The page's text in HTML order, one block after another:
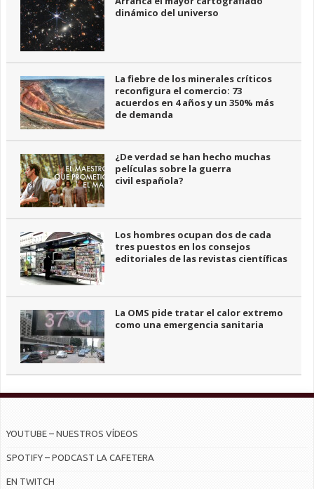
dinámico del universo
La fiebre de los minerales críticos
reconfigura el comercio: 73
acuerdos en 4 años y un 350% más
de demanda
¿De verdad se han hecho muchas
películas sobre la guerra
civil española?
Los hombres ocupan dos de cada
tres puestos en los consejos
editoriales de las revistas científicas
La OMS pide tratar el calor extremo
como una emergencia sanitaria
YOUTUBE – NUESTROS VÍDEOS
SPOTIFY – PODCAST LA CAFETERA
EN TWITCH